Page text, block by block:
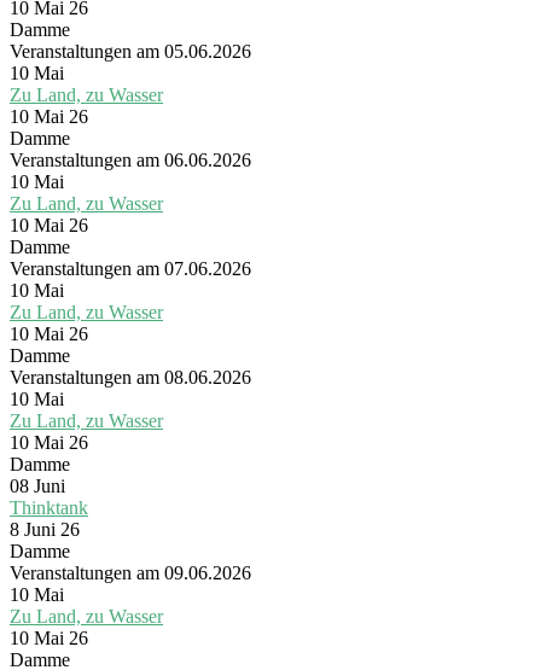
10 Mai 26
Damme
Veranstaltungen am 05.06.2026
10 Mai
Zu Land, zu Wasser
10 Mai 26
Damme
Veranstaltungen am 06.06.2026
10 Mai
Zu Land, zu Wasser
10 Mai 26
Damme
Veranstaltungen am 07.06.2026
10 Mai
Zu Land, zu Wasser
10 Mai 26
Damme
Veranstaltungen am 08.06.2026
10 Mai
Zu Land, zu Wasser
10 Mai 26
Damme
08 Juni
Thinktank
8 Juni 26
Damme
Veranstaltungen am 09.06.2026
10 Mai
Zu Land, zu Wasser
10 Mai 26
Damme